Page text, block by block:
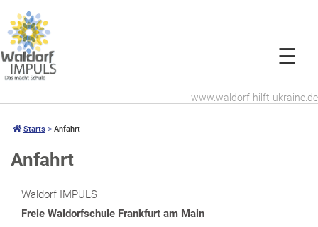
www.waldorf-hilft-ukraine.de
☰
Starts ˃ Anfahrt
Anfahrt
Waldorf IMPULS
Freie Waldorfschule Frankfurt am Main